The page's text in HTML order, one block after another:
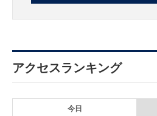
アクセスランキング
今日